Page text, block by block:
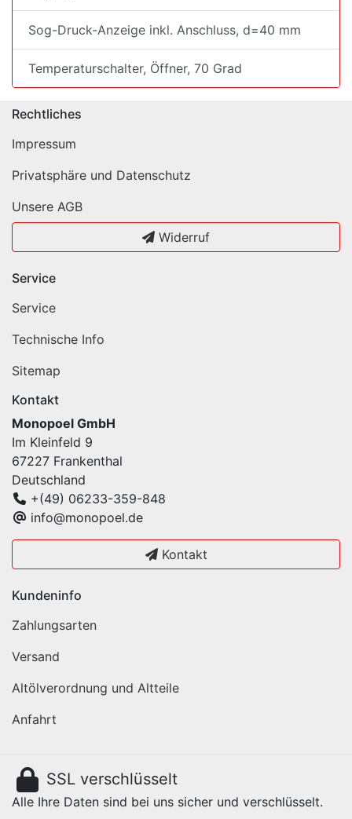
Sog-Druck-Anzeige inkl. Anschluss, d=40 mm
Temperaturschalter, Öffner, 70 Grad
Rechtliches
Impressum
Privatsphäre und Datenschutz
Unsere AGB
Widerruf
Service
Service
Technische Info
Sitemap
Kontakt
Monopoel GmbH
Im Kleinfeld 9
67227 Frankenthal
Deutschland
+(49) 06233-359-848
info@monopoel.de
Kontakt
Kundeninfo
Zahlungsarten
Versand
Altölverordnung und Altteile
Anfahrt
SSL verschlüsselt
Alle Ihre Daten sind bei uns sicher und verschlüsselt.